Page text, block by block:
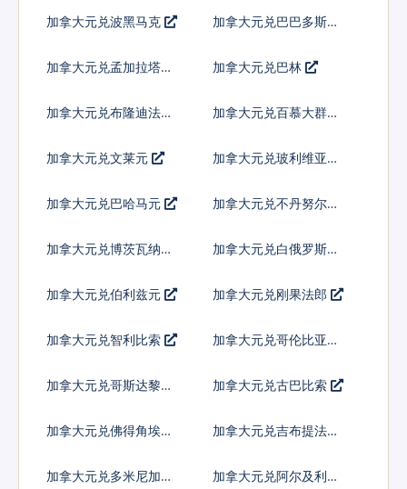
加拿大元兑波黑马克 加拿大元兑巴巴多斯元
加拿大元兑孟加拉塔卡 加拿大元兑巴林
加拿大元兑布隆迪法郎
加拿大元兑百慕大群岛
加拿大元兑文莱元 加拿大元兑玻利维亚诺
加拿大元兑巴哈马元
加拿大元兑不丹努尔特
加拿大元兑博茨瓦纳普
加拿大元兑白俄罗斯卢
加拿大元兑伯利兹元 加拿大元兑刚果法郎
加拿大元兑智利比索
加拿大元兑哥伦比亚比
加拿大元兑哥斯达黎加
加拿大元兑古巴比索
加拿大元兑佛得角埃斯
加拿大元兑吉布提法郎
加拿大元兑多米尼加比
加拿大元兑阿尔及利亚